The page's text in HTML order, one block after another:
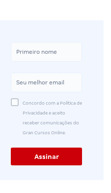
Concordo com a Política de
Privacidade e aceito
receber comunicações do
Gran Cursos Online.